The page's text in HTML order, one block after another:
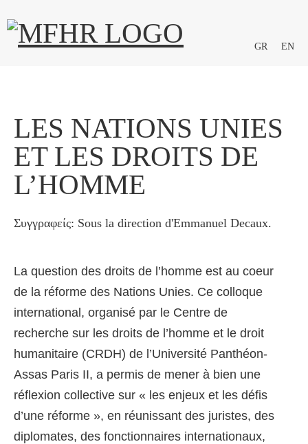
GR EN
LES NATIONS UNIES
ET LES DROITS DE
L’HOMME
Συγγραφείς: Sous la direction d'Emmanuel Decaux.
La question des droits de l’homme est au coeur
de la réforme des Nations Unies. Ce colloque
international, organisé par le Centre de
recherche sur les droits de l’homme et le droit
humanitaire (CRDH) de l’Université Panthéon-
Assas Paris II, a permis de mener à bien une
réflexion collective sur « les enjeux et les défis
d’une réforme », en réunissant des juristes, des
diplomates, des fonctionnaires internationaux,